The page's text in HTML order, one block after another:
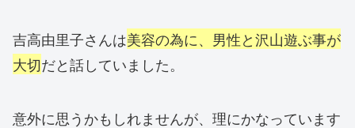
吉高由里子さんは美容の為に、男性と沢山遊ぶ事が
大切だと話していました。
意外に思うかもしれませんが、理にかなっています